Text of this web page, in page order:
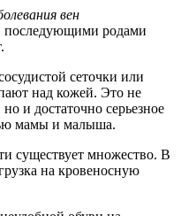
вен
последующими родами
сеточки или
над кожей. Это не
и достаточно серьезное
мамы и малыша.
существует множество. В
на кровеносную